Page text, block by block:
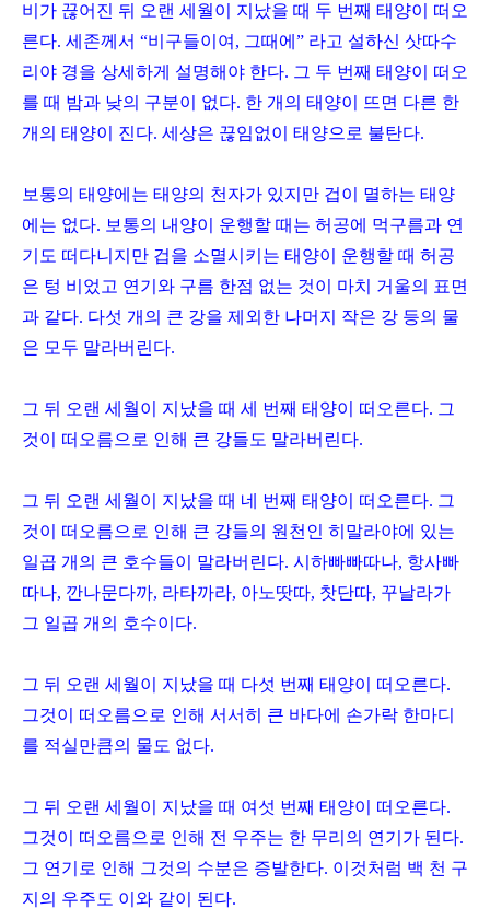
비가 끊어진 뒤 오랜 세월이 지났을 때 두 번째 태양이 떠오
른다. 세존께서 “비구들이여 , 그때에” 라고 설하신 삿따수
리야 경을 상세하게 설명해야 한다. 그 두 번째 태양이 떠오
를 때 밤과 낮의 구분이 없다. 한 개의 태양이 뜨면 다른 한
개의 태양이 진다. 세상은 끊임없이 태양으로 불탄다.
보통의 태양에는 태양의 천자가 있지만 겁이 멸하는 태양
에는 없다. 보통의 내양이 운행할 때는 허공에 먹구름과 연
기도 떠다니지만 겁을 소멸시키는 태양이 운행할 때 허공
은 텅 비었고 연기와 구름 한점 없는 것이 마치 거울의 표면
과 같다. 다섯 개의 큰 강을 제외한 나머지 작은 강 등의 물
은 모두 말라버린다.
그 뒤 오랜 세월이 지났을 때 세 번째 태양이 떠오른다. 그
것이 떠오름으로 인해 큰 강들도 말라버린다.
그 뒤 오랜 세월이 지났을 때 네 번째 태양이 떠오른다. 그
것이 떠오름으로 인해 큰 강들의 원천인 히말라야에 있는
일곱 개의 큰 호수들이 말라버린다. 시하빠빠따나, 항사빠
따나, 깐나문다까, 라타까라, 아노땃따, 찻단따, 꾸날라가
그 일곱 개의 호수이다.
그 뒤 오랜 세월이 지났을 때 다섯 번째 태양이 떠오른다.
그것이 떠오름으로 인해 서서히 큰 바다에 손가락 한마디
를 적실만큼의 물도 없다.
그 뒤 오랜 세월이 지났을 때 여섯 번째 태양이 떠오른다.
그것이 떠오름으로 인해 전 우주는 한 무리의 연기가 된다.
그 연기로 인해 그것의 수분은 증발한다. 이것처럼 백 천 구
지의 우주도 이와 같이 된다.